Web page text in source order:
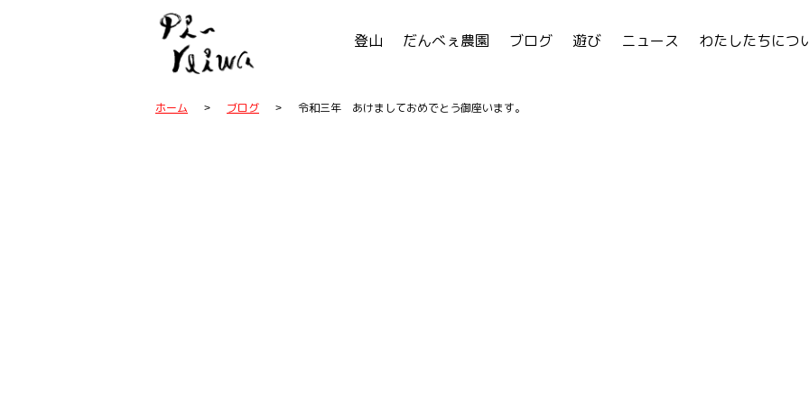
登山 だんべぇ農園 ブログ 遊び ニュース わたしたちにつ
ホーム ブログ 令和三年 あけましておめでとう御座います。